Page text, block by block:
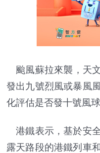
颱風蘇拉來襲，天
發出九號烈風或暴風
化評估是否發十號風球
港鐵表示，基於安
露天路段的港鐵列車